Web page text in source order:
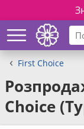
First Choice
Choice